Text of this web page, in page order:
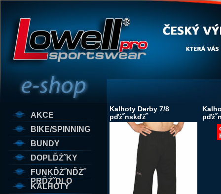
AKCE
BIKE/SPINNING
BUNDY
DOPLĎŻ˝KY
FUNKĎŻ˝NĎŻ˝
PRĎŻ˝DLO
KALHOTY
Kalhoty Derby 7/8
pďż˝nskďż˝